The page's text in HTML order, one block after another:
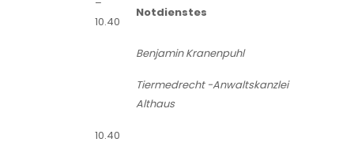
10.40
Notdienstes
Benjamin Kranenpuhl
Tiermedrecht -Anwaltskanzlei
Althaus
10.40